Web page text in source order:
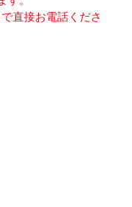
直接お電話くださ